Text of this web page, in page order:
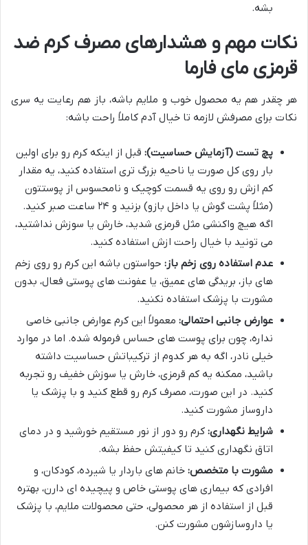
بشه.
نکات مهم و هشدارهای مصرف کرم ضد
قرمزی مای فارما
هر چقدر هم یه محصول خوب و ملایم باشه، باز هم رعایت یه سری
نکات برای مصرفش لازمه تا خیال آدم کاملاً راحت باشه:
پچ تست (آزمایش حساسیت): قبل از اینکه کرم رو برای اولین
بار روی کل صورت یا ناحیه بزرگ تری استفاده کنید، یه مقدار
کم ازش رو روی یه قسمت کوچیک و نامحسوس از پوستتون
(مثلاً پشت گوش یا داخل بازو) بزنید و ۲۴ ساعت صبر کنید.
اگه هیچ واکنشی مثل قرمزی شدید، خارش یا سوزش نداشتید،
می تونید با خیال راحت ازش استفاده کنید.
عدم استفاده روی زخم باز: حواستون باشه این کرم رو روی زخم
های باز، بریدگی های عمیق، یا عفونت های پوستی فعال، بدون
مشورت با پزشک استفاده نکنید.
عوارض جانبی احتمالی: معمولاً این کرم عوارض جانبی خاصی
نداره، چون برای پوست های حساس فرموله شده. اما در موارد
خیلی نادر، اگه به هر کدوم از ترکیباتش حساسیت داشته
باشید، ممکنه یه کم قرمزی، خارش یا سوزش خفیف رو تجربه
کنید. در این صورت، مصرف کرم رو قطع کنید و با پزشک یا
داروساز مشورت کنید.
شرایط نگهداری: کرم رو دور از نور مستقیم خورشید و در دمای
اتاق نگهداری کنید تا کیفیتش حفظ بشه.
مشورت با متخصص: خانم های باردار یا شیرده، کودکان، و
افرادی که بیماری های پوستی خاص و پیچیده ای دارن، بهتره
قبل از استفاده از هر محصولی، حتی محصولات ملایم، با پزشک
یا داروسازشون مشورت کنن.